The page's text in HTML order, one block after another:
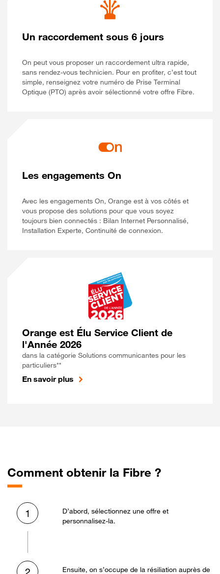
Un raccordement sous 6 jours
On peut vous proposer un raccordement ultra rapide,
sans rendez-vous technicien. Pour en profiter, c’est tout
simple, renseignez votre numéro de Prise Terminal
Optique (PTO) après avoir sélectionné votre offre Fibre.
Les engagements On
Avec les engagements On, Orange est à vos côtés et
vous propose des solutions pour que vous soyez
toujours bien connectés : Bilan Internet Personnalisé,
Installation Experte, Continuité de connexion.
Orange est Élu Service Client de
l'Année 2026
dans la catégorie Solutions communicantes pour les
particuliers**
En savoir plus
Comment obtenir la Fibre ?
1
D’abord, sélectionnez une offre et
personnalisez-la.
Ensuite, on s’occupe de la résiliation auprès de